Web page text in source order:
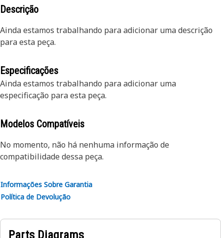
Descrição
Ainda estamos trabalhando para adicionar uma descrição
para esta peça.
Especificações
Ainda estamos trabalhando para adicionar uma
especificação para esta peça.
Modelos Compatíveis
No momento, não há nenhuma informação de
compatibilidade dessa peça.
Informações Sobre Garantia
Política de Devolução
Parts Diagrams